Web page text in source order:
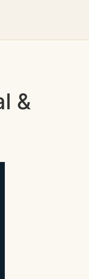
&